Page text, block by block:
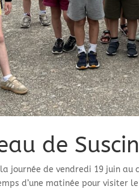
de
journée de vendredi 19 juin au
d’une matinée pour visiter